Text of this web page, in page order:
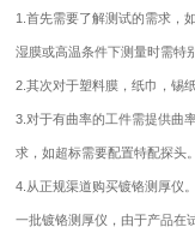
1.首先需要了解测试的需求，
湿膜或高温条件下测量时需特
2.其次对于塑料膜，纸巾，锡
3.对于有曲率的工件需提供曲
求，如超标需要配置特配探头。
4.从正规渠道购买镀铬测厚仪
一批镀铬测厚仪，由于产品在